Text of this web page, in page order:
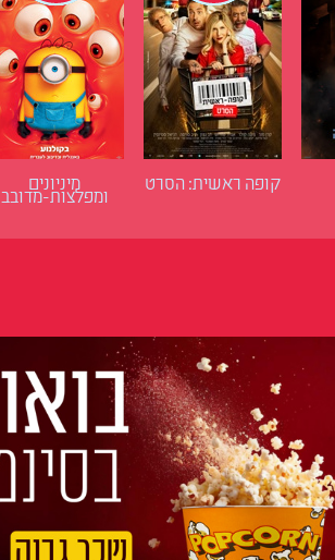
קופה ראשית: הסרט מיניונים
ומפלצות-מדובב